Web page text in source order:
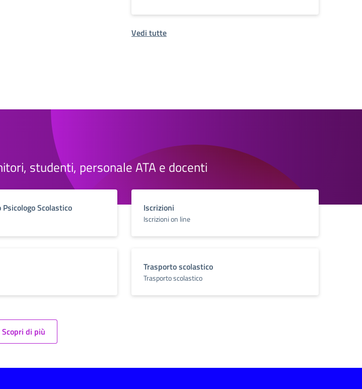
Vedi tutte
studenti, personale ATA e docenti
Scolastico Iscrizioni
Iscrizioni on line
Trasporto scolastico
Trasporto scolastico
Scopri di più